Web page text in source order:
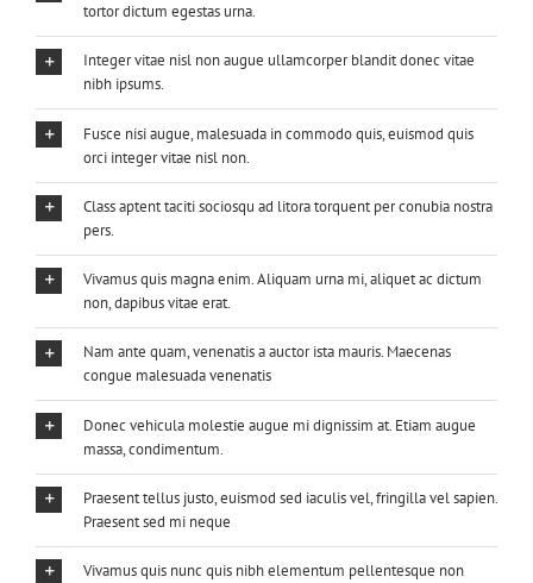
tortor dictum egestas urna.
Integer vitae nisl non augue ullamcorper blandit donec vitae
nibh ipsums.
Fusce nisi augue, malesuada in commodo quis, euismod quis
orci integer vitae nisl non.
Class aptent taciti sociosqu ad litora torquent per conubia nostra
pers.
Vivamus quis magna enim. Aliquam urna mi, aliquet ac dictum
non, dapibus vitae erat.
Nam ante quam, venenatis a auctor ista mauris. Maecenas
congue malesuada venenatis
Donec vehicula molestie augue mi dignissim at. Etiam augue
massa, condimentum.
Praesent tellus justo, euismod sed iaculis vel, fringilla vel sapien.
Praesent sed mi neque
Vivamus quis nunc quis nibh elementum pellentesque non